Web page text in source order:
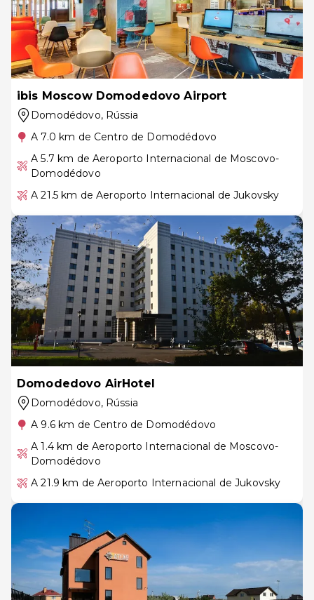
ibis Moscow Domodedovo Airport
Domodédovo, Rússia
A 7.0 km de Centro de Domodédovo
A 5.7 km de Aeroporto Internacional de Moscovo-
Domodédovo
A 21.5 km de Aeroporto Internacional de Jukovsky
Domodedovo AirHotel
Domodédovo, Rússia
A 9.6 km de Centro de Domodédovo
A 1.4 km de Aeroporto Internacional de Moscovo-
Domodédovo
A 21.9 km de Aeroporto Internacional de Jukovsky